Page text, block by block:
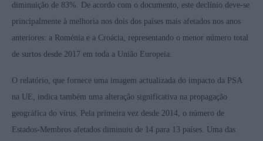
diminuição de 83%. De acordo com o documento, este declínio deve-se
principalmente à melhoria nos dois dos países mais afetados nos anos
anteriores: a Roménia e a Croácia, representando o menor número total
de surtos desde 2017 em toda a União Europeia.
O relatório, que fornece uma imagem actualizada do impacto da PSA
na UE, indica também uma alteração significativa na propagação
geográfica do vírus. Pela primeira vez desde 2014, o número de
Estados-Membros afetados diminuiu de 14 para 13 países. Uma das